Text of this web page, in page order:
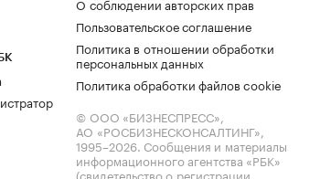
О соблюдении авторских прав
Пользовательское соглашение
Политика в отношении обработки
персональных данных
Политика обработки файлов cookie
© ООО «БИЗНЕСПРЕСС»,
АО «РОСБИЗНЕСКОНСАЛТИНГ»,
1995–2026. Сообщения и материалы
информационного агентства «РБК»
(свидетельство о регистрации